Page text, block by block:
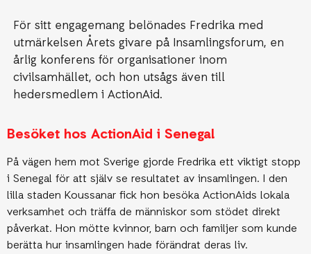
För sitt engagemang belönades Fredrika med
utmärkelsen Årets givare på Insamlingsforum, en
årlig konferens för organisationer inom
civilsamhället, och hon utsågs även till
hedersmedlem i ActionAid.
Besöket hos ActionAid i Senegal
På vägen hem mot Sverige gjorde Fredrika ett viktigt stopp
i Senegal för att själv se resultatet av insamlingen. I den
lilla staden Koussanar fick hon besöka ActionAids lokala
verksamhet och träffa de människor som stödet direkt
påverkat. Hon mötte kvinnor, barn och familjer som kunde
berätta hur insamlingen hade förändrat deras liv.